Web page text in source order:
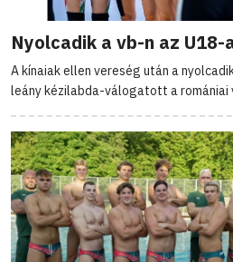
Nyolcadik a vb-n az
A kínaiak ellen vereség után a
leány kézilabda-válogatott a romániai